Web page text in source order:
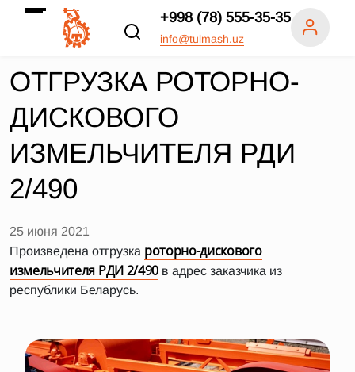
+998 (78) 555-35-35
info@tulmash.uz
ОТГРУЗКА РОТОРНО-
ДИСКОВОГО
ИЗМЕЛЬЧИТЕЛЯ РДИ
2/490
25 июня 2021
Произведена отгрузка роторно-дискового
измельчителя РДИ 2/490в адрес заказчика из
республики Беларусь.